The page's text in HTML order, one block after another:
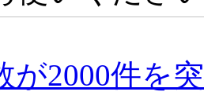
が2000件を